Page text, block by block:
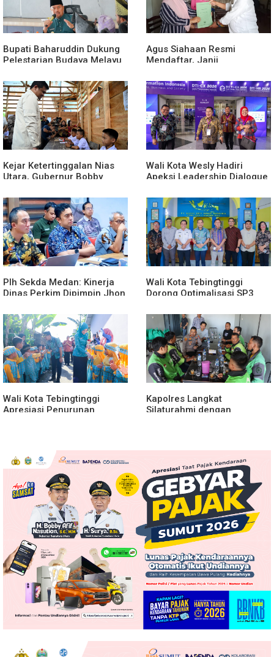
Bupati Baharuddin Dukung
Pelestarian Budaya Melayu
Jilid 7
Agus Siahaan Resmi
Mendaftar, Janji
Lomba Karya Tulis Se-Sumut
Kejar Ketertinggalan Nias
Utara, Gubernur Bobby
Gedung SMPN 4 Sitoli Ori
Wali Kota Wesly Hadiri
Apeksi Leadership Dialogue
Transformasi Digital
Plh Sekda Medan: Kinerja
Dinas Perkim Dipimpin Jhon
Kelurahan
Wali Kota Tebingtinggi
Dorong Optimalisasi SP3
Wali Kota Tebingtinggi
Apresiasi Penurunan
Kapolres Langkat
Silaturahmi dengan